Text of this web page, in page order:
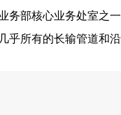
务部核心业务处室之
乎所有的长输管道和